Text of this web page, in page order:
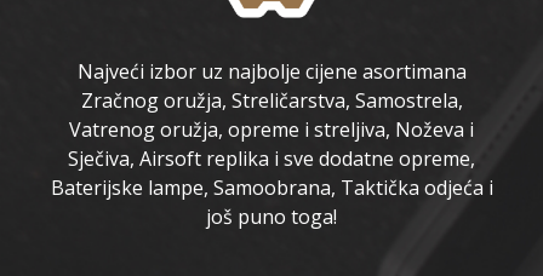
Najveći izbor uz najbolje cijene asortimana
Zračnog oružja, Streličarstva, Samostrela,
Vatrenog oružja, opreme i streljiva, Noževa i
Sječiva, Airsoft replika i sve dodatne opreme,
Baterijske lampe, Samoobrana, Taktička odjeća i
još puno toga!